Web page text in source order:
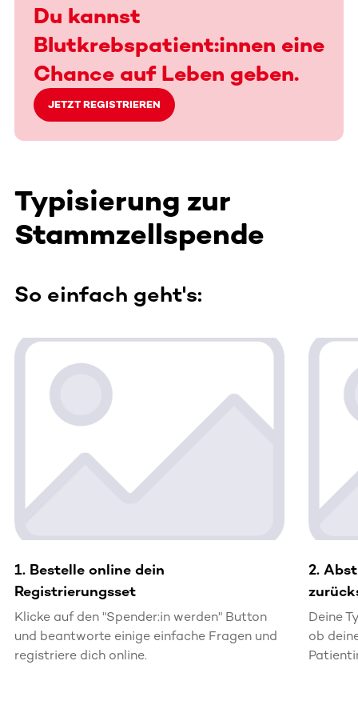
Du kannst
Blutkrebspatient:innen eine
Chance auf Leben geben.
JETZT REGISTRIEREN
Typisierung zur
Stammzellspende
So einfach geht's:
Dieser Bereich enthält horizontal scrollbare Inhalte.
1. Bestelle online dein
Registrierungsset
Klicke auf den "Spender:in werden" Button
und beantworte einige einfache Fragen und
registriere dich online.
2.
Deine
ob